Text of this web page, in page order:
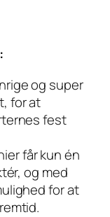
og super
for at
fest
får kun én
og med
for at